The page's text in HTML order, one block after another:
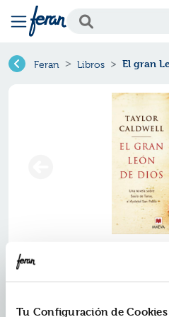
Tu Configuración de Cookies
Feran Libros El gran
El gran
ISBN:9788496748606